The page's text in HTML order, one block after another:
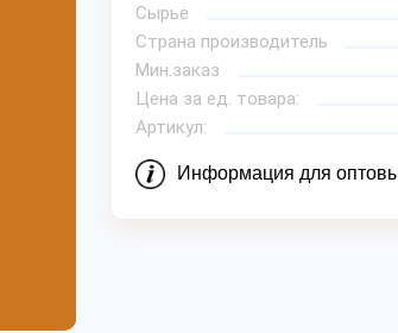
Сырье
Страна производитель
Мин.заказ
Цена за ед. товара:
Артикул:
Информация для